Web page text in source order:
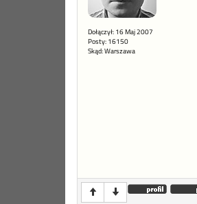
Dołączył: 16 Maj 2007
Posty: 16150
Skąd: Warszawa